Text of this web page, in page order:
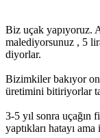
Biz uçak yapıyoruz.
malediyorsunuz , 5
diyorlar.
Bizimkiler bakıyor
üretimini bitiriyorlar
3-5 yıl sonra uçağın
yaptıkları hatayı